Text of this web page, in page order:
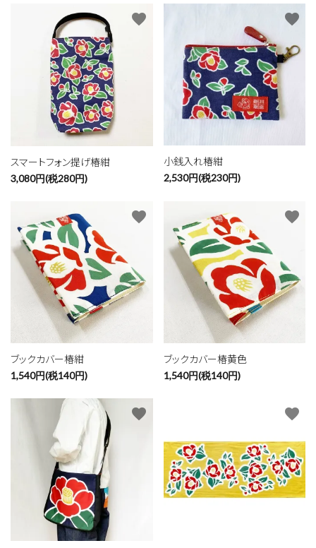
スマートフォン提げ椿紺
3,080円(税280円)
favorite
小銭入れ椿紺
2,530円(税230円)
favorite
ブックカバー椿紺
1,540円(税140円)
favorite
ブックカバー椿黄色
1,540円(税140円)
favorite
favorite favorite